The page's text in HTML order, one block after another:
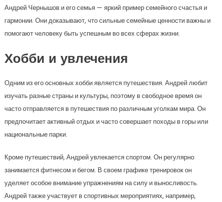
Андрей Чернышов и его семья — яркий пример семейного счастья и
гармонии. Они доказывают, что сильные семейные ценности важны и
помогают человеку быть успешным во всех сферах жизни.
Хобби и увлечения
Одним из его основных хобби является путешествия. Андрей любит
изучать разные страны и культуры, поэтому в свободное время он
часто отправляется в путешествия по различным уголкам мира. Он
предпочитает активный отдых и часто совершает походы в горы или
национальные парки.
Кроме путешествий, Андрей увлекается спортом. Он регулярно
занимается фитнесом и бегом. В своем графике тренировок он
уделяет особое внимание упражнениям на силу и выносливость.
Андрей также участвует в спортивных мероприятиях, например,